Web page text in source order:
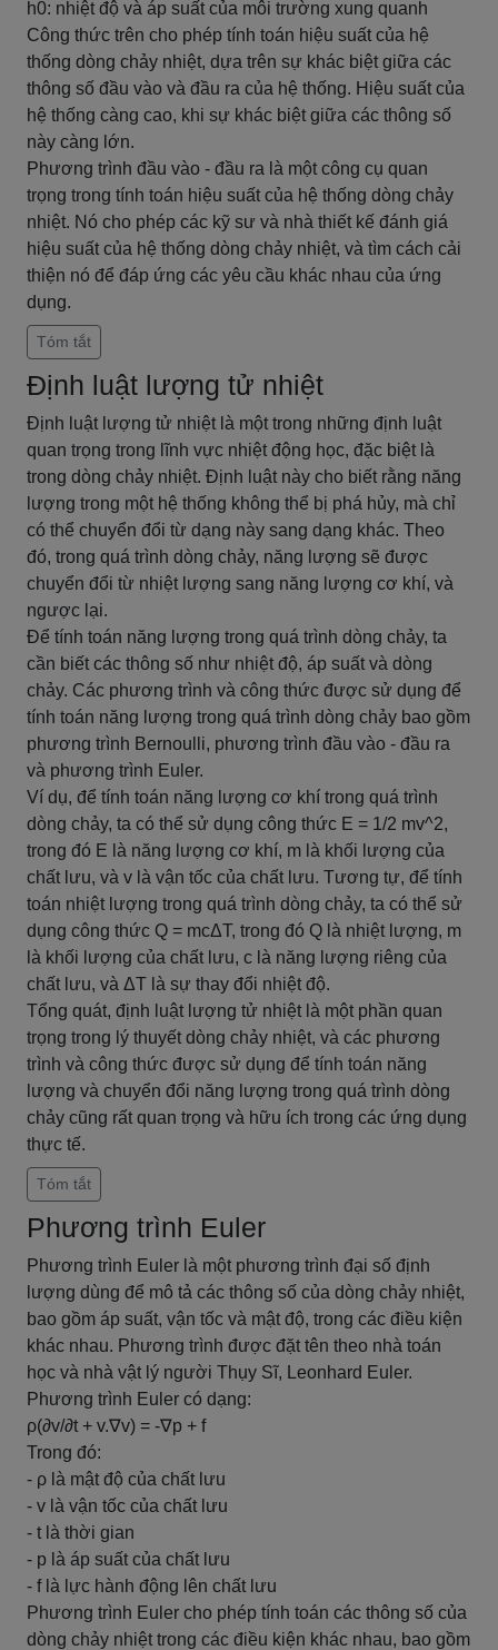
h0: nhiệt độ và áp suất của môi trường xung quanh
Công thức trên cho phép tính toán hiệu suất của hệ
thống dòng chảy nhiệt, dựa trên sự khác biệt giữa các
thông số đầu vào và đầu ra của hệ thống. Hiệu suất của
hệ thống càng cao, khi sự khác biệt giữa các thông số
này càng lớn.
Phương trình đầu vào - đầu ra là một công cụ quan
trọng trong tính toán hiệu suất của hệ thống dòng chảy
nhiệt. Nó cho phép các kỹ sư và nhà thiết kế đánh giá
hiệu suất của hệ thống dòng chảy nhiệt, và tìm cách cải
thiện nó để đáp ứng các yêu cầu khác nhau của ứng
dụng.
Tóm tắt
Định luật lượng tử nhiệt
Định luật lượng tử nhiệt là một trong những định luật
quan trọng trong lĩnh vực nhiệt động học, đặc biệt là
trong dòng chảy nhiệt. Định luật này cho biết rằng năng
lượng trong một hệ thống không thể bị phá hủy, mà chỉ
có thể chuyển đổi từ dạng này sang dạng khác. Theo
đó, trong quá trình dòng chảy, năng lượng sẽ được
chuyển đổi từ nhiệt lượng sang năng lượng cơ khí, và
ngược lại.
Để tính toán năng lượng trong quá trình dòng chảy, ta
cần biết các thông số như nhiệt độ, áp suất và dòng
chảy. Các phương trình và công thức được sử dụng để
tính toán năng lượng trong quá trình dòng chảy bao gồm
phương trình Bernoulli, phương trình đầu vào - đầu ra
và phương trình Euler.
Ví dụ, để tính toán năng lượng cơ khí trong quá trình
dòng chảy, ta có thể sử dụng công thức E = 1/2 mv^2,
trong đó E là năng lượng cơ khí, m là khối lượng của
chất lưu, và v là vận tốc của chất lưu. Tương tự, để tính
toán nhiệt lượng trong quá trình dòng chảy, ta có thể sử
dụng công thức Q = mcΔT, trong đó Q là nhiệt lượng, m
là khối lượng của chất lưu, c là năng lượng riêng của
chất lưu, và ΔT là sự thay đổi nhiệt độ.
Tổng quát, định luật lượng tử nhiệt là một phần quan
trọng trong lý thuyết dòng chảy nhiệt, và các phương
trình và công thức được sử dụng để tính toán năng
lượng và chuyển đổi năng lượng trong quá trình dòng
chảy cũng rất quan trọng và hữu ích trong các ứng dụng
thực tế.
Tóm tắt
Phương trình Euler
Phương trình Euler là một phương trình đại số định
lượng dùng để mô tả các thông số của dòng chảy nhiệt,
bao gồm áp suất, vận tốc và mật độ, trong các điều kiện
khác nhau. Phương trình được đặt tên theo nhà toán
học và nhà vật lý người Thụy Sĩ, Leonhard Euler.
Phương trình Euler có dạng:
ρ(∂v/∂t + v.∇v) = -∇p + f
Trong đó:
- ρ là mật độ của chất lưu
- v là vận tốc của chất lưu
- t là thời gian
- p là áp suất của chất lưu
- f là lực hành động lên chất lưu
Phương trình Euler cho phép tính toán các thông số của
dòng chảy nhiệt trong các điều kiện khác nhau, bao gồm